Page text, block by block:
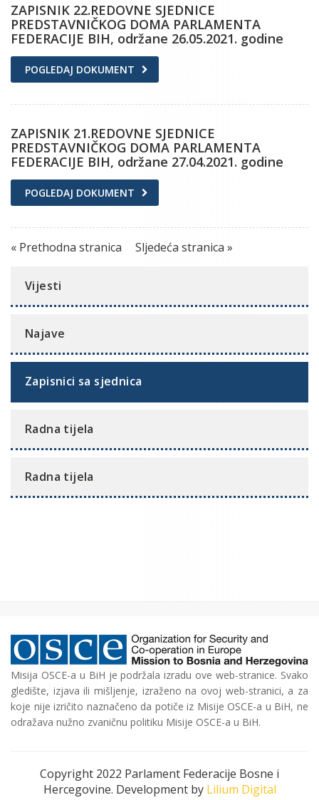
ZAPISNIK 22.REDOVNE SJEDNICE
PREDSTAVNIČKOG DOMA PARLAMENTA
FEDERACIJE BIH, održane 26.05.2021. godine
POGLEDAJ DOKUMENT
ZAPISNIK 21.REDOVNE SJEDNICE
PREDSTAVNIČKOG DOMA PARLAMENTA
FEDERACIJE BIH, održane 27.04.2021. godine
POGLEDAJ DOKUMENT
« Prethodna stranica Sljedeća stranica »
Vijesti
Najave
Zapisnici sa sjednica
Radna tijela
Radna tijela
Misija OSCE-a u BiH je podržala izradu ove web-stranice. Svako
gledište, izjava ili mišljenje, izraženo na ovoj web-stranici, a za
koje nije izričito naznačeno da potiče iz Misije OSCE-a u BiH, ne
odražava nužno zvaničnu politiku Misije OSCE-a u BiH.
Copyright 2022 Parlament Federacije Bosne i
Hercegovine. Development by Lilium Digital